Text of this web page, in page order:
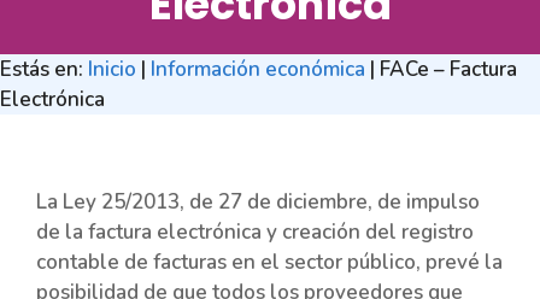
Estás en: Inicio | Información económica | FACe – Factura
Electrónica
La Ley 25/2013, de 27 de diciembre, de impulso
de la factura electrónica y creación del registro
contable de facturas en el sector público, prevé la
posibilidad de que todos los proveedores que